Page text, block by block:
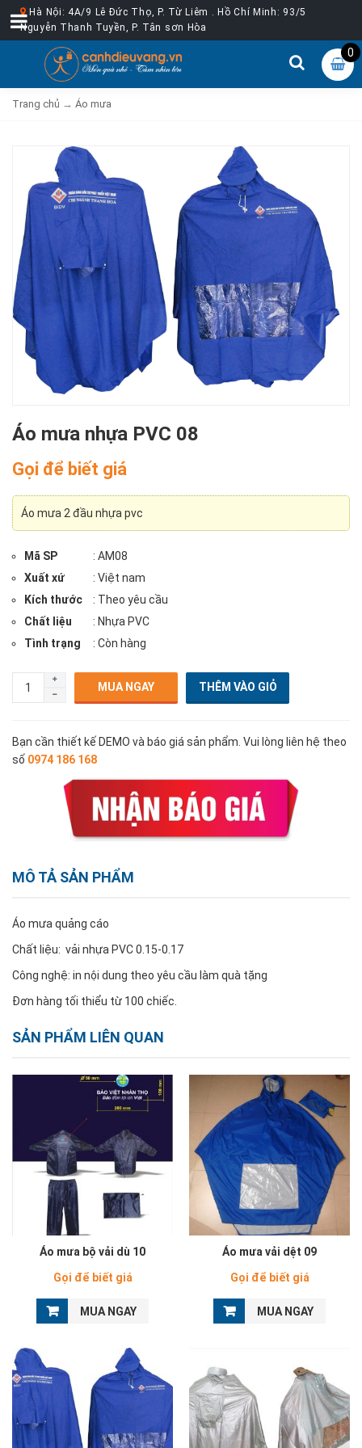
Hà Nội: 4A/9 Lê Đức Thọ, P. Từ Liêm . Hồ Chí Minh: 93/5
Nguyễn Thanh Tuyền, P. Tân sơn Hòa
0
Trang chủ → Áo mưa
Áo mưa nhựa PVC 08
Gọi để biết giá
Áo mưa 2 đầu nhựa pvc
Mã SP
: AM08
Xuất xứ
: Việt nam
Kích thước
: Theo yêu cầu
Chất liệu
: Nhựa PVC
Tình trạng
: Còn hàng
MUA NGAY
Bạn cần thiết kế DEMO và báo giá sản phẩm. Vui lòng liên hệ theo
số 0974 186 168
MÔ TẢ SẢN PHẨM
Áo mưa quảng cáo
Chất liệu: vải nhựa PVC 0.15-0.17
Công nghệ: in nội dung theo yêu cầu làm quà tặng
Đơn hàng tối thiểu từ 100 chiếc.
SẢN PHẨM LIÊN QUAN
Áo mưa bộ vải dù 10
Gọi để biết giá
MUA NGAY
Áo mưa vải dệt 09
Gọi để biết giá
MUA NGAY